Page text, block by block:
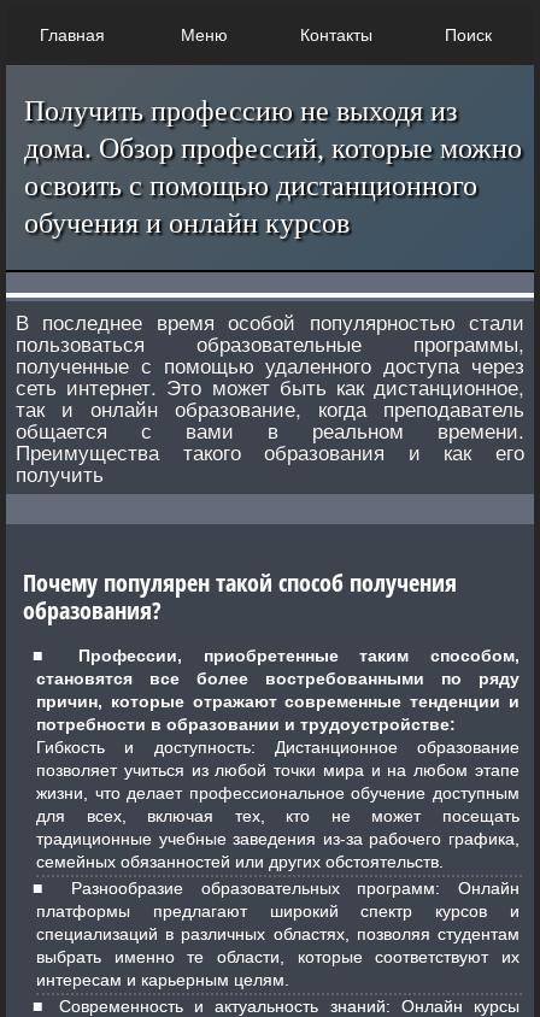
Главная Меню Контакты Поиск
Получить профессию не выходя из
дома. Обзор профессий, которые можно
освоить с помощью дистанционного
обучения и онлайн курсов
В последнее время особой популярностью стали
пользоваться образовательные программы,
полученные с помощью удаленного доступа через
сеть интернет. Это может быть как дистанционное,
так и онлайн образование, когда преподаватель
общается с вами в реальном времени.
Преимущества такого образования и как его
получить
Почему популярен такой способ получения
образования?
Профессии, приобретенные таким способом,
становятся все более востребованными по ряду
причин, которые отражают современные тенденции и
потребности в образовании и трудоустройстве:
Гибкость и доступность: Дистанционное образование
позволяет учиться из любой точки мира и на любом этапе
жизни, что делает профессиональное обучение доступным
для всех, включая тех, кто не может посещать
традиционные учебные заведения из-за рабочего графика,
семейных обязанностей или других обстоятельств.
Разнообразие образовательных программ: Онлайн
платформы предлагают широкий спектр курсов и
специализаций в различных областях, позволяя студентам
выбрать именно те области, которые соответствуют их
интересам и карьерным целям.
Современность и актуальность знаний: Онлайн курсы